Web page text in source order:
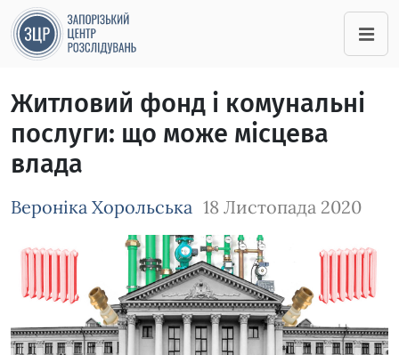
Житловий фонд і комунальні
послуги: що може місцева
влада
Вероніка Хорольська 18 Листопада 2020
Зображення завантажується